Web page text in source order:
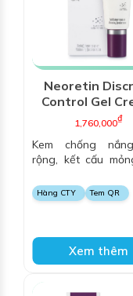
Neoretin
Control Gel
SPF50
1,760,000₫
Kem chống
rộng, kết cấu
dành cho mọi loại
biệt dùng được
nám và da nhạy cảm
Hàng CTY Tem QR
Xem thêm